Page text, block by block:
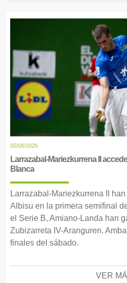
05/08/2026
Larrazabal-Mariezkurrena II
Blanca
Larrazabal-Mariezkurrena II
Albisu en la primera semifinal
el Serie B, Amiano-Landa han
Zubizarreta IV-Aranguren.
finales del sábado.
VER